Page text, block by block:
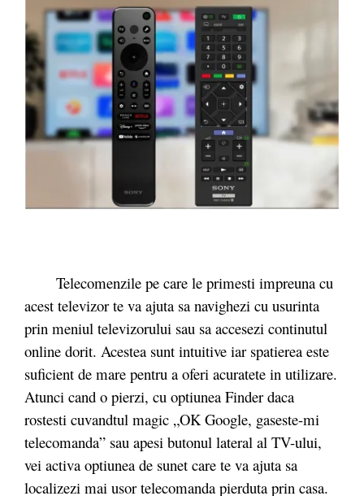
Telecomenzile pe care le primesti impreuna cu
acest televizor te va ajuta sa navighezi cu usurinta
prin meniul televizorului sau sa accesezi continutul
online dorit. Acestea sunt intuitive iar spatierea este
suficient de mare pentru a oferi acuratete in utilizare.
Atunci cand o pierzi, cu optiunea Finder daca
rostesti cuvandtul magic „OK Google, gaseste-mi
telecomanda” sau apesi butonul lateral al TV-ului,
vei activa optiunea de sunet care te va ajuta sa
localizezi mai usor telecomanda pierduta prin casa.